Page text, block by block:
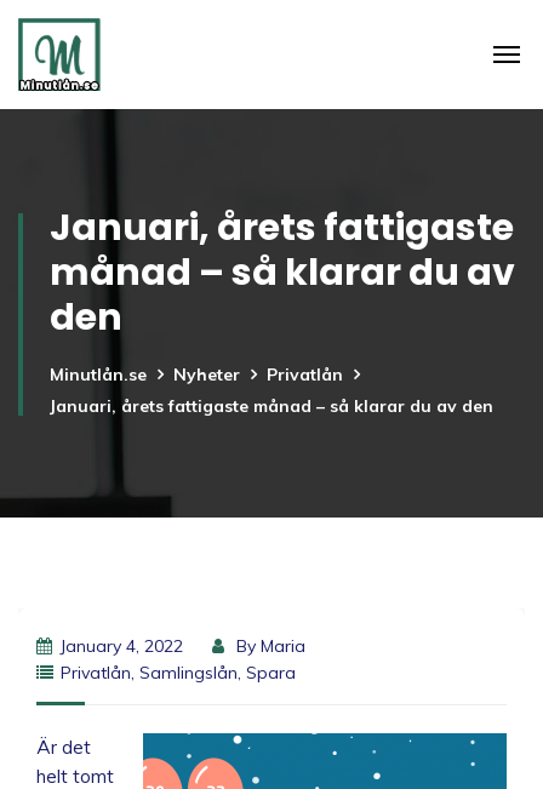
Januari, årets fattigaste
månad – så klarar du av
den
Minutlån.se Nyheter
Privatlån
Januari, årets fattigaste månad – så klarar du av den
January 4, 2022 By Maria
Privatlån, Samlingslån, Spara
Är det
helt tomt